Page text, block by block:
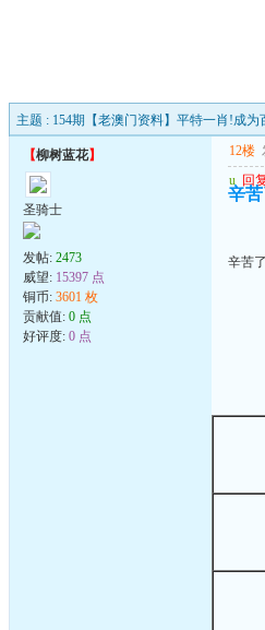
主题 : 154期【老澳门资料】平特一肖!成为
【柳树蓝花】
圣骑士
发帖: 2473
威望: 15397 点
铜币: 3601 枚
贡献值: 0 点
好评度: 0 点
12楼
u 回
辛
辛苦